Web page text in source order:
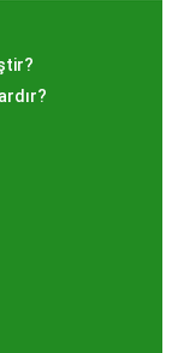
ve
ve
Hayır
Ayrıca,